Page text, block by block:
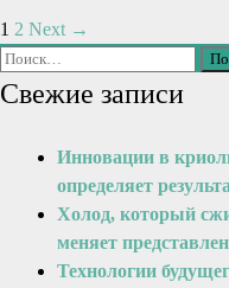
1 2 Next →
Свежие записи
Инновации в
определяет
Холод, который
меняет
Технологии